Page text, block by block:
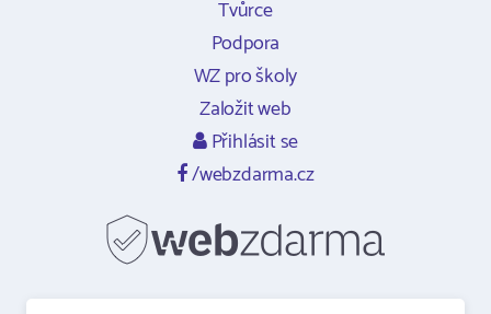
Tvůrce
Podpora
WZ pro školy
Založit web
Přihlásit se
/webzdarma.cz